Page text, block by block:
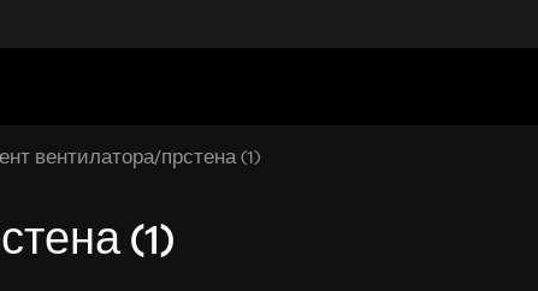
вентилатора/прстена (1)
(1)